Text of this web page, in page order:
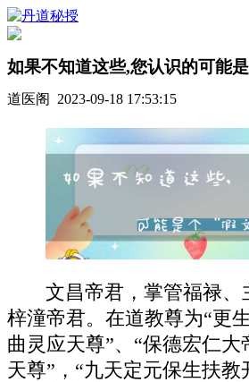
如果不知道这些,您认识的可能
道医阁 2023-09-18 17:53:15
文昌帝君，掌管福禄、
梓潼帝君。在道教尊为“更
曲灵应天尊”、“保德宏仁大
天尊”，“九天定元保生扶教